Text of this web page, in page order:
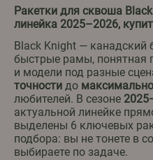
Ракетки для сквоша
линейка 2025–2026,
Black Knight — канадский
быстрые рамы, понятная
и модели под разные
точности до
любителей. В сезоне
актуальной линейке
выделены 6 ключевых
подбора: вы не тонете в
выбираете по задаче.